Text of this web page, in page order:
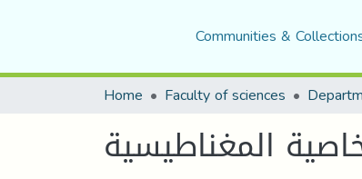
Communities &
Home Faculty of sciences
المغناطيسية